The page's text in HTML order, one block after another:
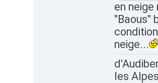
en
"Baous"
neige...
les